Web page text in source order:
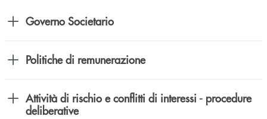
Governo Societario
Politiche di remunerazione
Attività di rischio e conflitti di interessi - procedure
deliberative